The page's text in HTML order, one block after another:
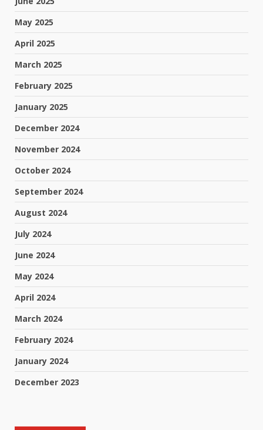
May 2025
April 2025
March 2025
February 2025
January 2025
December 2024
November 2024
October 2024
September 2024
August 2024
July 2024
June 2024
May 2024
April 2024
March 2024
February 2024
January 2024
December 2023